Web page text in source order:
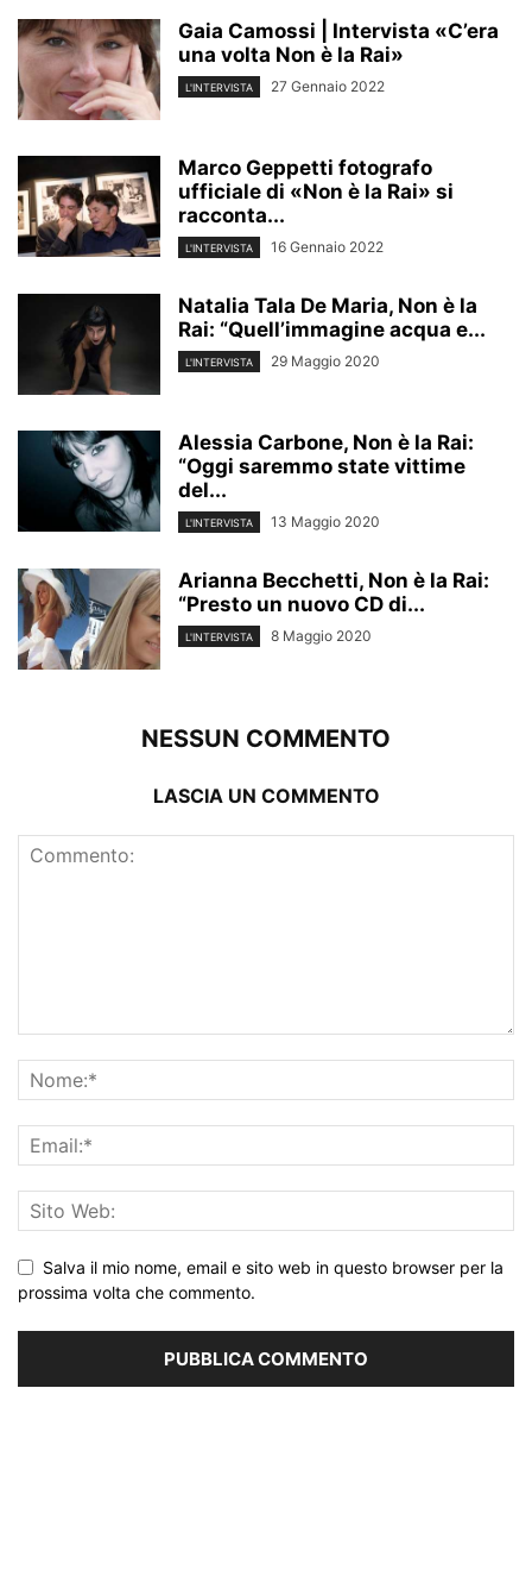
Gaia Camossi | Intervista «C’era
una volta Non è la Rai»
L'INTERVISTA 27 Gennaio 2022
Marco Geppetti fotografo
ufficiale di «Non è la Rai» si
racconta...
L'INTERVISTA 16 Gennaio 2022
Natalia Tala De Maria, Non è la
Rai: “Quell’immagine acqua e...
L'INTERVISTA 29 Maggio 2020
Alessia Carbone, Non è la Rai:
“Oggi saremmo state vittime
del...
L'INTERVISTA 13 Maggio 2020
Arianna Becchetti, Non è la Rai:
“Presto un nuovo CD di...
L'INTERVISTA 8 Maggio 2020
NESSUN COMMENTO
LASCIA UN COMMENTO
Salva il mio nome, email e sito web in questo browser per la
prossima volta che commento.